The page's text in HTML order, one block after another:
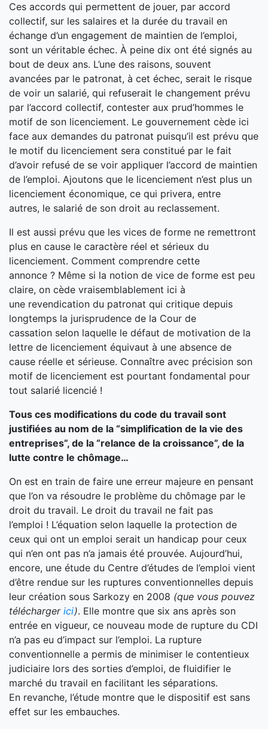
Ces accords qui permettent de jouer, par accord
collectif, sur les salaires et la durée du travail en
échange d’un engagement de maintien de l’emploi,
sont un véritable échec. À peine dix ont été signés au
bout de deux ans. L’une des raisons, souvent
avancées par le patronat, à cet échec, serait le risque
de voir un salarié, qui refuserait le changement prévu
par l’accord collectif, contester aux prud’hommes le
motif de son licenciement. Le gouvernement cède ici
face aux demandes du patronat puisqu’il est prévu que
le motif du licenciement sera constitué par le fait
d’avoir refusé de se voir appliquer l’accord de maintien
de l’emploi. Ajoutons que le licenciement n’est plus un
licenciement économique, ce qui privera, entre
autres, le salarié de son droit au reclassement.
Il est aussi prévu que les vices de forme ne remettront
plus en cause le caractère réel et sérieux du
licenciement. Comment comprendre cette
annonce ? Même si la notion de vice de forme est peu
claire, on cède vraisemblablement ici à
une revendication du patronat qui critique depuis
longtemps la jurisprudence de la Cour de
cassation selon laquelle le défaut de motivation de la
lettre de licenciement équivaut à une absence de
cause réelle et sérieuse. Connaître avec précision son
motif de licenciement est pourtant fondamental pour
tout salarié licencié !
Tous ces modifications du code du travail sont
justifiées au nom de la “simplification de la vie des
entreprises”, de la “relance de la croissance”, de la
lutte contre le chômage…
On est en train de faire une erreur majeure en pensant
que l’on va résoudre le problème du chômage par le
droit du travail. Le droit du travail ne fait pas
l’emploi ! L’équation selon laquelle la protection de
ceux qui ont un emploi serait un handicap pour ceux
qui n’en ont pas n’a jamais été prouvée. Aujourd’hui,
encore, une étude du Centre d’études de l’emploi vient
d’être rendue sur les ruptures conventionnelles depuis
leur création sous Sarkozy en 2008 (que vous pouvez
télécharger ici). Elle montre que six ans après son
entrée en vigueur, ce nouveau mode de rupture du CDI
n’a pas eu d’impact sur l’emploi. La rupture
conventionnelle a permis de minimiser le contentieux
judiciaire lors des sorties d’emploi, de fluidifier le
marché du travail en facilitant les séparations.
En revanche, l’étude montre que le dispositif est sans
effet sur les embauches.